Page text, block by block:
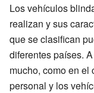
Los vehículos
realizan y sus
que se clasifican
diferentes países.
mucho, como en
personal y los